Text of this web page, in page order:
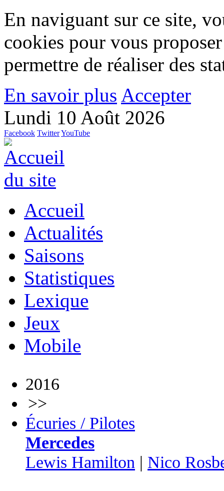
En naviguant sur ce site,
cookies pour vous
permettre de réaliser des
En savoir plus Accepter
Lundi 10 Août 2026
Facebook TwitterYouTube
Accueil
Actualités
Saisons
Statistiques
Lexique
Jeux
Mobile
2016
>>
Écuries / Pilotes
Mercedes
Lewis Hamilton | Nico